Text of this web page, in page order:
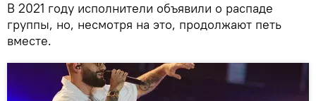
В 2021 году исполнители объявили о распаде
группы, но, несмотря на это, продолжают петь
вместе.